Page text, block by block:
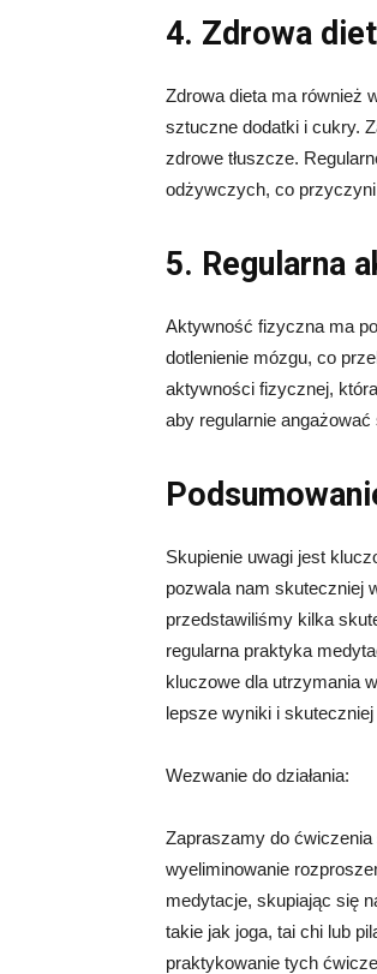
4. Zdrowa
Zdrowa dieta ma również
sztuczne dodatki i cukry.
zdrowe tłuszcze.
odżywczych, co
5. Regularna
Aktywność fizyczna ma
dotlenienie mózgu, co
aktywności fizycznej,
aby regularnie
Skupienie uwagi jest
pozwala nam skuteczniej
przedstawiliśmy kilka
regularna praktyka
kluczowe dla utrzymania
lepsze wyniki i
Wezwanie do działania:
Zapraszamy do
wyeliminowanie
medytacje, skupiając się
takie jak joga, tai chi lub
praktykowanie tych